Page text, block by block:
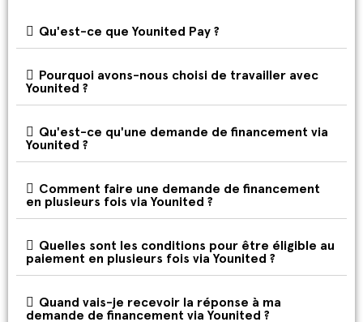
Qu'est-ce que Younited Pay ?
Pourquoi avons-nous choisi de travailler avec
Younited ?
Qu'est-ce qu'une demande de financement via
Younited ?
Comment faire une demande de financement
en plusieurs fois via Younited ?
Quelles sont les conditions pour être éligible au
paiement en plusieurs fois via Younited ?
Quand vais-je recevoir la réponse à ma
demande de financement via Younited ?